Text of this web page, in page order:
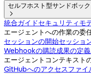
セルフホスト型サンドボッ

統合ガイドセキュリティモ
エージェントへの作業の委
セッションの開始セッショ
Webhookの購読成果の定義
エージェントコンテキスト
GitHubへのアクセスファイ